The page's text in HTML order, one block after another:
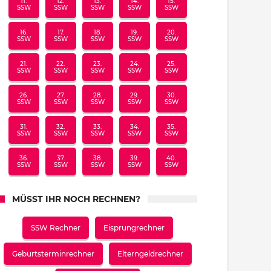
SSW
SSW
SSW
SSW
SSW
16.
SSW
17.
SSW
18.
SSW
19.
SSW
20.
SSW
21.
SSW
22.
SSW
23.
SSW
24.
SSW
25.
SSW
26.
SSW
27.
SSW
28.
SSW
29.
SSW
30.
SSW
31.
SSW
32.
SSW
33.
SSW
34.
SSW
35.
SSW
36.
SSW
37.
SSW
38.
SSW
39.
SSW
40.
SSW
MÜSST IHR NOCH RECHNEN?
SSW Rechner Eisprungrechner
Geburtsterminrechner Elterngeldrechner